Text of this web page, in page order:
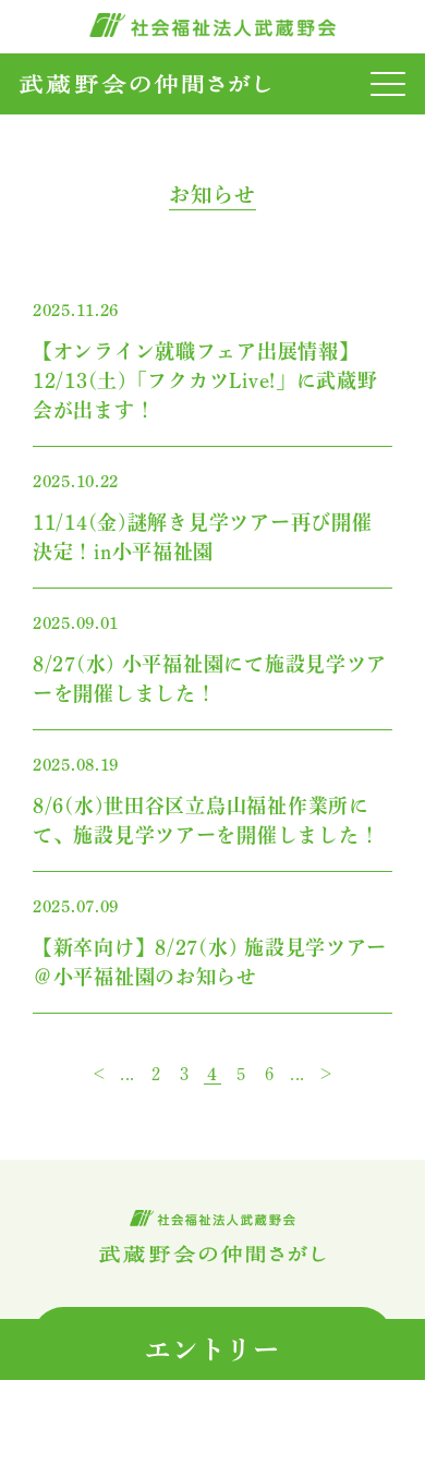
おしらせ
武蔵野会について
座談会
よくある質問
採用情報
お知らせ
2025.11.26
【オンライン就職フェア出展情報】
12/13(土)「フクカツLive!」に武蔵野
会が出ます！
2025.10.22
11/14(金)謎解き見学ツアー再び開催
決定！in小平福祉園
2025.09.01
8/27(水) 小平福祉園にて施設見学ツア
ーを開催しました！
2025.08.19
8/6(水)世田谷区立烏山福祉作業所に
て、施設見学ツアーを開催しました！
2025.07.09
【新卒向け】8/27(水) 施設見学ツアー
＠小平福祉園のお知らせ
＜ ... 2 3 4 5 6 ... ＞
エントリー
法人サイトへ